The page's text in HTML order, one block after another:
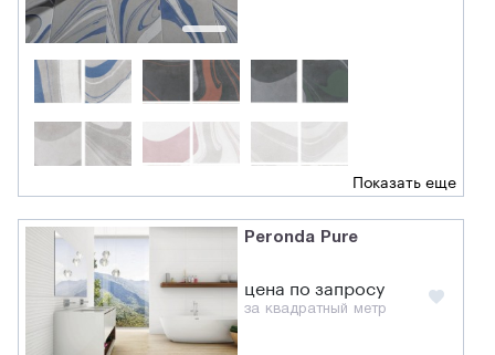
Показать еще
Peronda Pure
цена по запросу
за квадратный метр